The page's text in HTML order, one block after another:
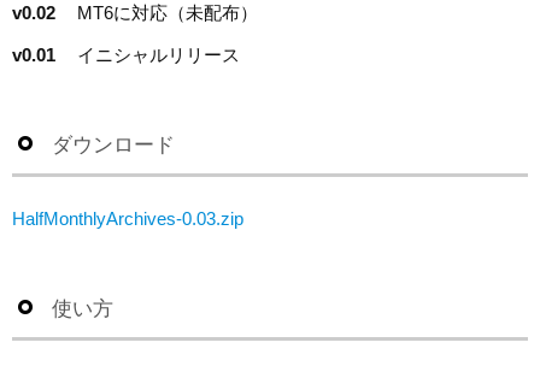
v0.02 MT6に対応（未配布）
v0.01 イニシャルリリース
ダウンロード
HalfMonthlyArchives-0.03.zip
使い方